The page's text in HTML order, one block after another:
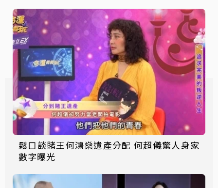
鬆口談賭王何鴻燊遺產分配 何超儀驚人身家
數字曝光